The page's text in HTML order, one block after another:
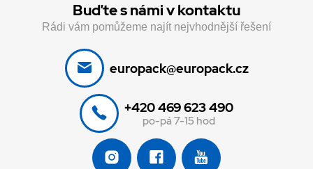
Buďte s námi v kontaktu
Rádi vám pomůžeme najít nejvhodnější řešení
europack@europack.cz
+420 469 623 490
po-pá 7-15 hod